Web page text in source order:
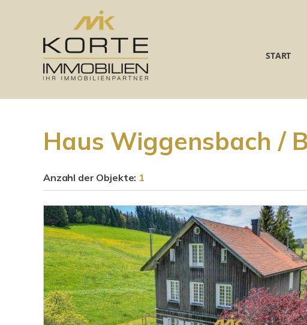
START
Haus Wiggensbach /
Anzahl der Objekte: 1